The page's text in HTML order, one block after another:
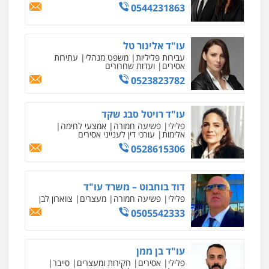
עו"ד קארין לגטיוי
פלילי פשיעה חמורה מעצרים וחקירות
0507446995
עו"ד ירון גיגי
פלילי צווארון לבן מעצרים הליכי הסגרה
0522249087
עו"ד רועי אטיאס
משפט פלילי פשיעה חמורה צווארון לבן
525043999
פלילי פשיעה חמורה סמים והימורים
מעצרים וחקירות
0526555488
0544231863
עו"ד אלינור טל
עבירות פליליות משפט מנהלי עתירות
אסירים ועדות שחרורים
0523823782
עו"ד רויטל סבג שקד
פלילי פשיעה חמורה אמצעי לחימה
אלימות עורכי דין לענייני אסירים
0528615306
דוד בוחבוט – משרד עו"ד
פלילי פשיעה חמורה מעצרים צווארון לבן
0505542333
עו"ד בן ממן
פלילי אסירים חקירות ומעצרים סייבר
שירותים מקצועיים לעורכי דין
0522508109
אחסון אתרים
מקצועיים לעורכי דין
מרכז התחלה חדשה
0544500346
0504062539